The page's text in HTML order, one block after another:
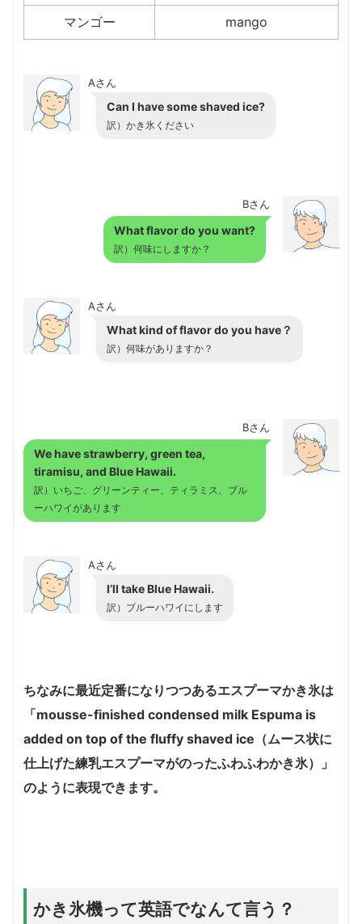
マンゴー mango
Aさん
Can I have some shaved ice?
訳）かき氷ください
Bさん
What flavor do you want?
訳）何味にしますか？
Aさん
What kind of flavor do you have？
訳）何味がありますか？
Bさん
We have strawberry, green tea,
tiramisu, and Blue Hawaii.
訳）いちご、グリーンティー、ティラミス、ブル
ーハワイがあります
Aさん
I’ll take Blue Hawaii.
訳）ブルーハワイにします
ちなみに最近定番になりつつあるエスプーマかき氷は
「mousse-finished condensed milk Espuma is
added on top of the fluffy shaved ice（ムース状に
仕上げた練乳エスプーマがのったふわふわかき氷）」
のように表現できます。
かき氷機って英語でなんて言う？